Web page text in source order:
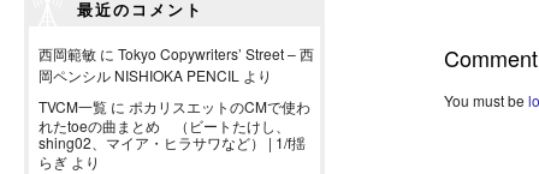
最近のコメント
西岡範敏 に Tokyo Copywriters’ Street – 西
岡ペンシル NISHIOKA PENCIL より
TVCM一覧 に ポカリスエットのCMで使わ
れたtoeの曲まとめ （ビートたけし、
shing02、マイア・ヒラサワなど） | 1/f揺
らぎ より
Comment
You must be